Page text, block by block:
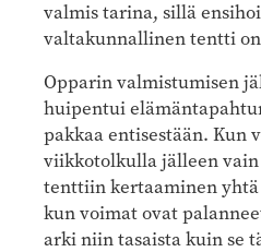
valmis tarina, sillä
valtakunnallinen tentti
Opparin valmistumisen
huipentui
pakkaa entisestään. Kun
viikkotolkulla jälleen
tenttiin kertaaminen
kun voimat ovat
arki niin tasaista kuin se